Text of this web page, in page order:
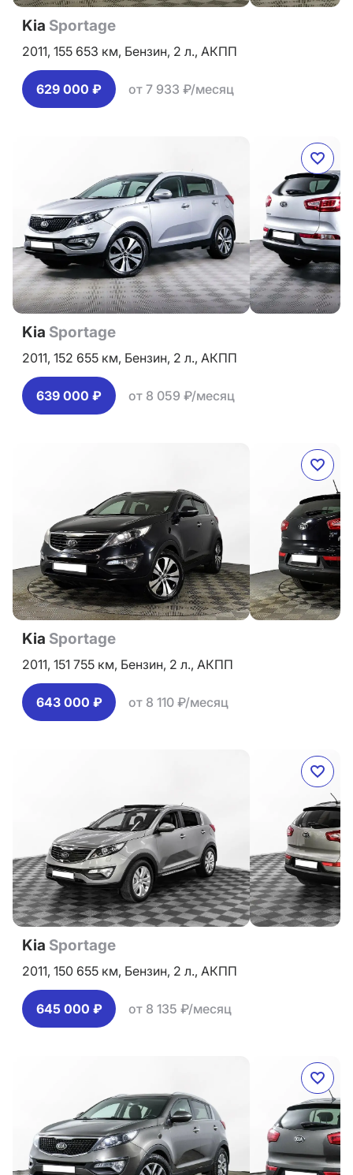
Kia Sportage
2011, 155 653 км, Бензин, 2 л., АКПП
629 000 ₽ от 7 933 ₽/месяц
Kia Sportage
2011, 152 655 км, Бензин, 2 л., АКПП
639 000 ₽ от 8 059 ₽/месяц
Kia Sportage
2011, 151 755 км, Бензин, 2 л., АКПП
643 000 ₽ от 8 110 ₽/месяц
Kia Sportage
2011, 150 655 км, Бензин, 2 л., АКПП
645 000 ₽ от 8 135 ₽/месяц